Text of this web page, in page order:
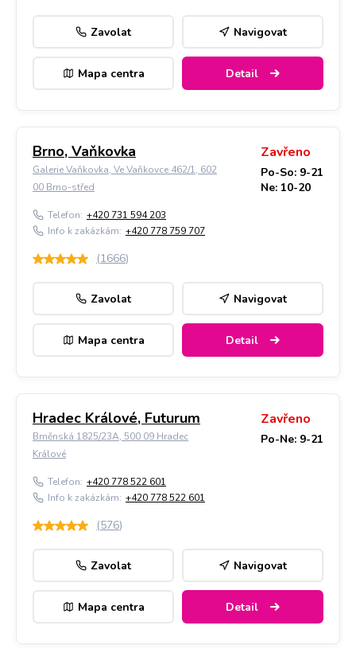
Zavolat Navigovat
Mapa centra Detail
Brno, Vaňkovka
Galerie Vaňkovka, Ve Vaňkovce 462/1, 602
00 Brno-střed
Zavřeno
Po-So: 9-21
Ne: 10-20
Telefon: +420 731 594 203
Info k zakázkám: +420 778 759 707
(1666)
Zavolat Navigovat
Mapa centra Detail
Hradec Králové, Futurum
Brněnská 1825/23A, 500 09 Hradec
Králové
Zavřeno
Po-Ne: 9-21
Telefon: +420 778 522 601
Info k zakázkám: +420 778 522 601
(576)
Zavolat Navigovat
Mapa centra Detail